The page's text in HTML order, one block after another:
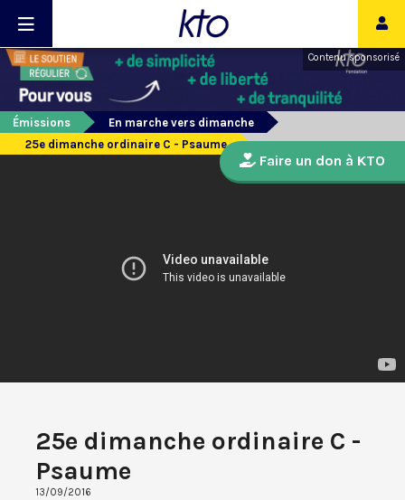
Contenu sponsorisé
Émissions
En marche vers dimanche
25e dimanche ordinaire C - Psaume
25e dimanche ordinaire C -
Psaume
13/09/2016
Faire un don à KTO